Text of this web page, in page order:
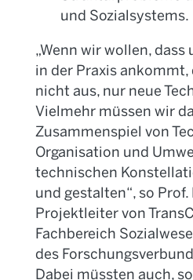
und Sozialsystems.
„Wenn wir wollen, dass
in der Praxis
nicht aus, nur neue
Vielmehr müssen wir
Zusammenspiel von
Organisation und
technischen
und gestalten“, so
Projektleiter von Trans
Fachbereich
des
Dabei müssten auch,